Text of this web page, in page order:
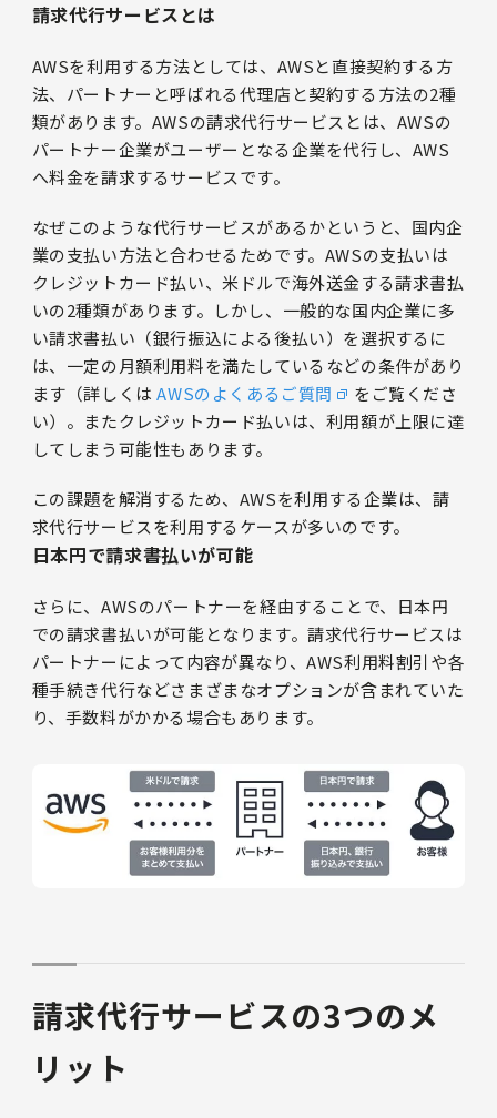
請求代行サービスとは
AWSを利用する方法としては、AWSと直接契約する方
法、パートナーと呼ばれる代理店と契約する方法の2種
類があります。AWSの請求代行サービスとは、AWSの
パートナー企業がユーザーとなる企業を代行し、AWS
へ料金を請求するサービスです。
なぜこのような代行サービスがあるかというと、国内企
業の支払い方法と合わせるためです。AWSの支払いは
クレジットカード払い、米ドルで海外送金する請求書払
いの2種類があります。しかし、一般的な国内企業に多
い請求書払い（銀行振込による後払い）を選択するに
は、一定の月額利用料を満たしているなどの条件があり
ます（詳しくはAWSのよくあるご質問
をご覧くださ
い）。またクレジットカード払いは、利用額が上限に達
してしまう可能性もあります。
この課題を解消するため、AWSを利用する企業は、請
求代行サービスを利用するケースが多いのです。
日本円で請求書払いが可能
さらに、AWSのパートナーを経由することで、日本円
での請求書払いが可能となります。請求代行サービスは
パートナーによって内容が異なり、AWS利用料割引や各
種手続き代行などさまざまなオプションが含まれていた
り、手数料がかかる場合もあります。
請求代行サービスの3つのメ
リット